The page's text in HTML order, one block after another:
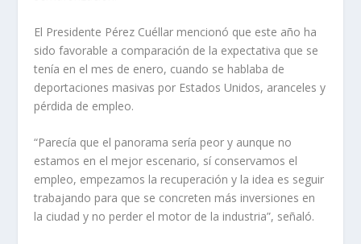
El Presidente Pérez Cuéllar mencionó que este año ha
sido favorable a comparación de la expectativa que se
tenía en el mes de enero, cuando se hablaba de
deportaciones masivas por Estados Unidos, aranceles y
pérdida de empleo.
“Parecía que el panorama sería peor y aunque no
estamos en el mejor escenario, sí conservamos el
empleo, empezamos la recuperación y la idea es seguir
trabajando para que se concreten más inversiones en
la ciudad y no perder el motor de la industria”, señaló.